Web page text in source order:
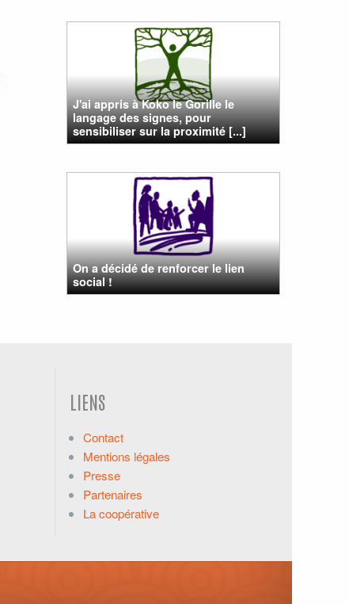
J'ai appris à Koko le Gorille le
langage des signes, pour
sensibiliser sur la proximité [...]
On a décidé de renforcer le lien
social !
LIENS
Contact
Mentions légales
Presse
Partenaires
La coopérative